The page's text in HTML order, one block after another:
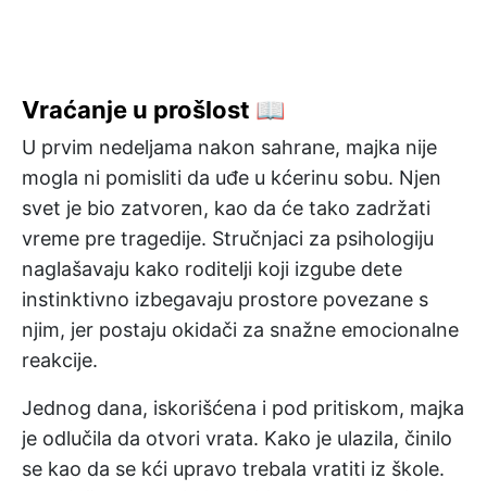
Vraćanje u prošlost 📖
U prvim nedeljama nakon sahrane, majka nije
mogla ni pomisliti da uđe u kćerinu sobu. Njen
svet je bio zatvoren, kao da će tako zadržati
vreme pre tragedije. Stručnjaci za psihologiju
naglašavaju kako roditelji koji izgube dete
instinktivno izbegavaju prostore povezane s
njim, jer postaju okidači za snažne emocionalne
reakcije.
Jednog dana, iskorišćena i pod pritiskom, majka
je odlučila da otvori vrata. Kako je ulazila, činilo
se kao da se kći upravo trebala vratiti iz škole.